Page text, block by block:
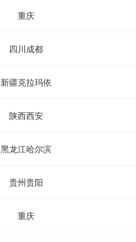
重庆
四川成都
新疆克拉玛依
陕西西安
黑龙江哈尔滨
贵州贵阳
重庆